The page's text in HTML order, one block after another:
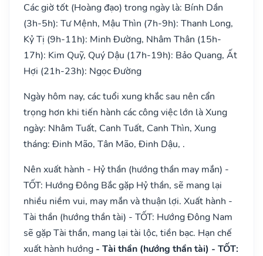
Các giờ tốt (Hoàng đạo) trong ngày là: Bính Dần
(3h-5h): Tư Mệnh, Mậu Thìn (7h-9h): Thanh Long,
Kỷ Tị (9h-11h): Minh Đường, Nhâm Thân (15h-
17h): Kim Quỹ, Quý Dậu (17h-19h): Bảo Quang, Ất
Hợi (21h-23h): Ngọc Đường
Ngày hôm nay, các tuổi xung khắc sau nên cẩn
trọng hơn khi tiến hành các công việc lớn là Xung
ngày: Nhâm Tuất, Canh Tuất, Canh Thìn, Xung
tháng: Đinh Mão, Tân Mão, Đinh Dậu, .
Nên xuất hành - Hỷ thần (hướng thần may mắn) -
TỐT: Hướng Đông Bắc gặp Hỷ thần, sẽ mang lại
nhiều niềm vui, may mắn và thuận lợi. Xuất hành -
Tài thần (hướng thần tài) - TỐT: Hướng Đông Nam
sẽ gặp Tài thần, mang lại tài lộc, tiền bạc. Hạn chế
xuất hành hướng - Tài thần (hướng thần tài) - TỐT: